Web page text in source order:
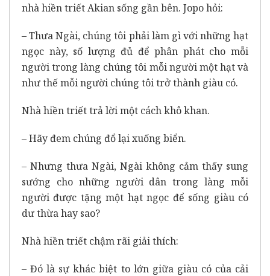
nhà hiền triết Akian sống gần bên. Jopo hỏi:
– Thưa Ngài, chúng tôi phải làm gì với những hạt
ngọc này, số lượng đủ để phân phát cho mỗi
người trong làng chúng tôi mỗi người một hạt và
như thế mỗi người chúng tôi trở thành giàu có.
Nhà hiền triết trả lời một cách khô khan.
– Hãy đem chúng đổ lại xuống biển.
– Nhưng thưa Ngài, Ngài không cảm thấy sung
sướng cho những người dân trong làng mỗi
người được tặng một hạt ngọc để sống giàu có
dư thừa hay sao?
Nhà hiền triết chậm rãi giải thích:
– Đó là sự khác biệt to lớn giữa giàu có của cải